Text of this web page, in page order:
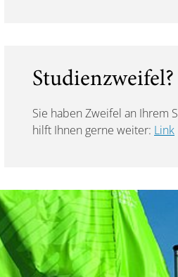
Studienzweifel?
Sie haben Zweifel an Ihrem
hilft Ihnen gerne weiter: Link